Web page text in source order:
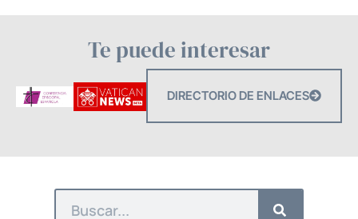
Te puede interesar
DIRECTORIO DE ENLACES